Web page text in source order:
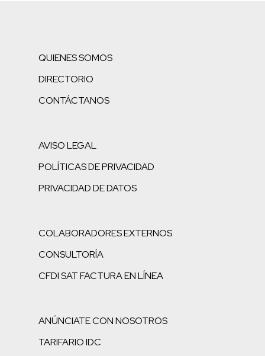
QUIENES SOMOS
DIRECTORIO
CONTÁCTANOS
AVISO LEGAL
POLÍTICAS DE PRIVACIDAD
PRIVACIDAD DE DATOS
COLABORADORES EXTERNOS
CONSULTORÍA
CFDI SAT FACTURA EN LÍNEA
ANÚNCIATE CON NOSOTROS
TARIFARIO IDC